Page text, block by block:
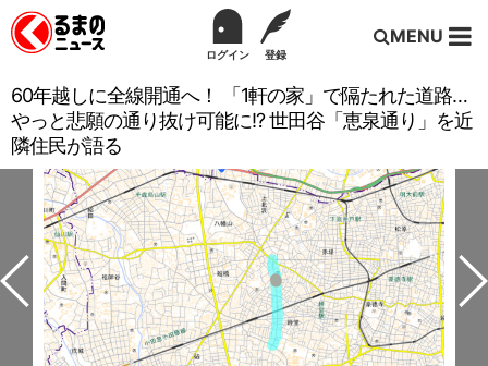
ログイン 登録
MENU
60年越しに全線開通へ！ 「1軒の家」で隔たれた道路…
やっと悲願の通り抜け可能に!? 世田谷「恵泉通り」を近
隣住民が語る